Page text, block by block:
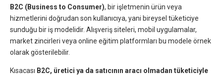
B2C (Business to Consumer), bir işletmenin ürün veya
hizmetlerini doğrudan son kullanıcıya, yani bireysel tüketiciye
sunduğu bir iş modelidir. Alışveriş siteleri, mobil uygulamalar,
market zincirleri veya online eğitim platformları bu modele örnek
olarak gösterilebilir.
Kısacası B2C, üretici ya da satıcının aracı olmadan tüketiciyle